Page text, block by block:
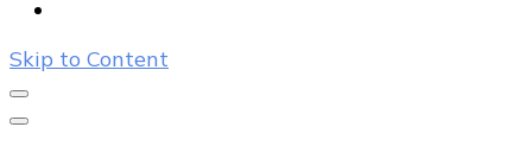
Skip to Content